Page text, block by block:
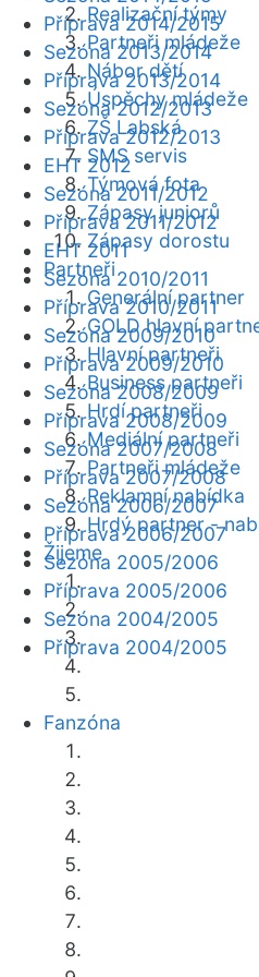
Realizační týmy
Partneři mládeže
Nábor dětí
Úspěchy mládeže
ZŠ Labská
SMS servis
Týmová fota
Zápasy juniorů
Zápasy dorostu
Partneři
Generální partner
GOLD hlavní
Hlavní partneři
Business partneři
Hrdí partneři
Mediální partneři
Partneři mládeže
Reklamní nabídka
Hrdý partner -
Žijeme
Fanzóna
Příprava 2014/2015
Sezóna 2013/2014
Příprava 2013/2014
Sezóna 2012/2013
Příprava 2012/2013
EHT 2012
Sezóna 2011/2012
Příprava 2011/2012
EHT 2011
Sezóna 2010/2011
Příprava 2010/2011
Sezóna 2009/2010
Příprava 2009/2010
Sezóna 2008/2009
Příprava 2008/2009
Sezóna 2007/2008
Příprava 2007/2008
Sezóna 2006/2007
Příprava 2006/2007
Sezóna 2005/2006
Příprava 2005/2006
Sezóna 2004/2005
Příprava 2004/2005